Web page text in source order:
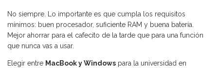
No siempre. Lo importante es que cumpla los requisitos
mínimos: buen procesador, suficiente RAM y buena batería.
Mejor ahorrar para el cafecito de la tarde que para una función
que nunca vas a usar.
Elegir entre MacBook y Windows para la universidad en